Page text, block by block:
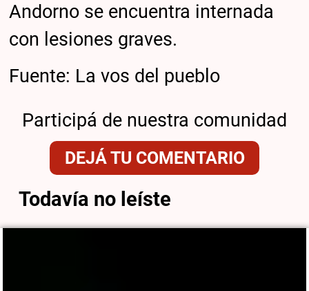
Andorno se encuentra internada
con lesiones graves.
Fuente: La vos del pueblo
Participá de nuestra comunidad
DEJÁ TU COMENTARIO
Todavía no leíste